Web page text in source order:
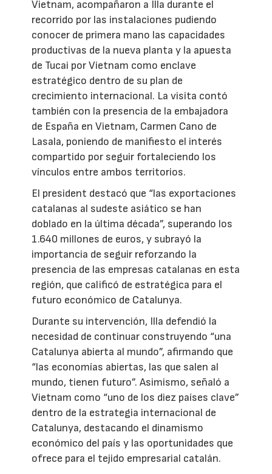
Vietnam, acompañaron a Illa durante el
recorrido por las instalaciones pudiendo
conocer de primera mano las capacidades
productivas de la nueva planta y la apuesta
de Tucai por Vietnam como enclave
estratégico dentro de su plan de
crecimiento internacional. La visita contó
también con la presencia de la embajadora
de España en Vietnam, Carmen Cano de
Lasala, poniendo de manifiesto el interés
compartido por seguir fortaleciendo los
vínculos entre ambos territorios.
El president destacó que “las exportaciones
catalanas al sudeste asiático se han
doblado en la última década”, superando los
1.640 millones de euros, y subrayó la
importancia de seguir reforzando la
presencia de las empresas catalanas en esta
región, que calificó de estratégica para el
futuro económico de Catalunya.
Durante su intervención, Illa defendió la
necesidad de continuar construyendo “una
Catalunya abierta al mundo”, afirmando que
“las economías abiertas, las que salen al
mundo, tienen futuro”. Asimismo, señaló a
Vietnam como “uno de los diez países clave”
dentro de la estrategia internacional de
Catalunya, destacando el dinamismo
económico del país y las oportunidades que
ofrece para el tejido empresarial catalán.